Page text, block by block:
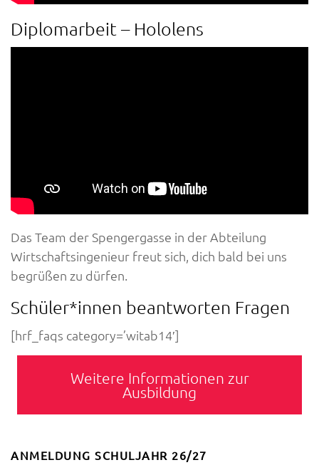
Diplomarbeit – Hololens
Das Team der Spengergasse in der Abteilung
Wirtschaftsingenieur freut sich, dich bald bei uns
begrüßen zu dürfen.
Schüler*innen beantworten Fragen
[hrf_faqs category=’witab14′]
Weitere Informationen zur
Ausbildung
ANMELDUNG SCHULJAHR 26/27